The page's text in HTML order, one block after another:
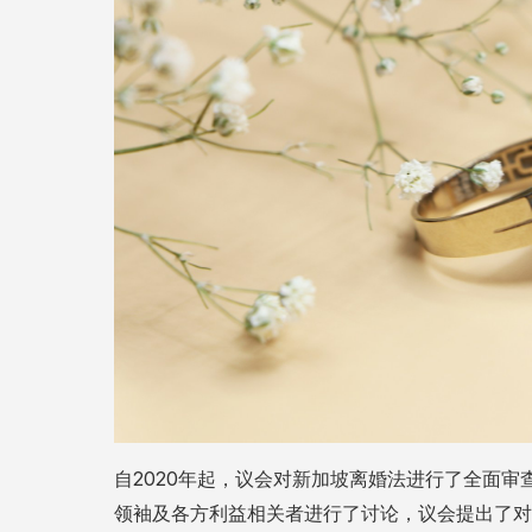
自2020年起，议会对新加坡离婚法进行了全面
领袖及各方利益相关者进行了讨论，议会提出了